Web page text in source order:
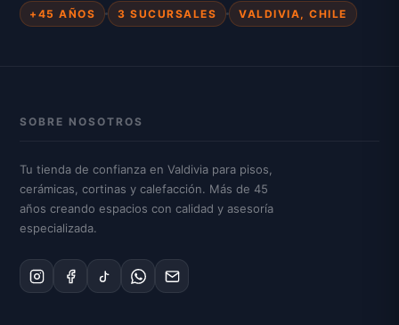
+45 AÑOS 3 SUCURSALES VALDIVIA, CHILE
SOBRE NOSOTROS
Tu tienda de confianza en Valdivia para pisos,
cerámicas, cortinas y calefacción. Más de 45
años creando espacios con calidad y asesoría
especializada.